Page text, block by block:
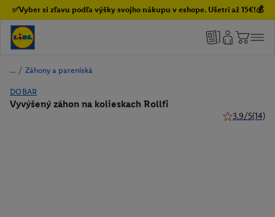
✅Vyber si zľavu podľa výšky svojho nákupu v eshope. Ušetri až 15€!💰
/ Záhony a pareniská
DOBAR
Vyvýšený záhon na kolieskach Rollfi
3.9/5(14)